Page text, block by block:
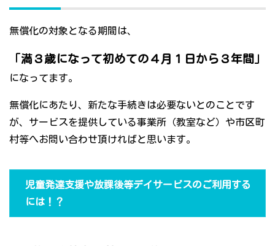
無償化の対象となる期間は、
「満３歳になって初めての４月１日から３年間」
になってます。
無償化にあたり、新たな手続きは必要ないとのことです
が、サービスを提供している事業所（教室など）や市区町
村等へお問い合わせ頂ければと思います。
児童発達支援や放課後等デイサービスのご利用する
には！？